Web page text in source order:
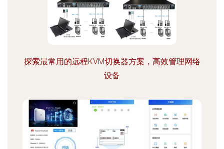
探索最常用的远程KVM切换器方案，高效管理网络
设备